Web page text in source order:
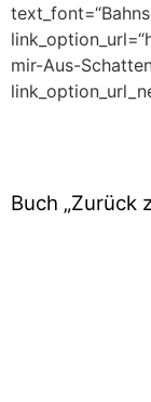
mir-Aus-
Buch „Zurück